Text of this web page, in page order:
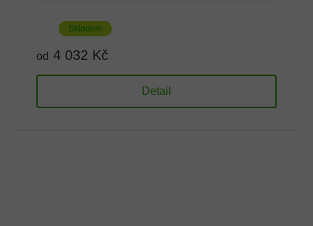
Skladem
od 4 032 Kč
Detail